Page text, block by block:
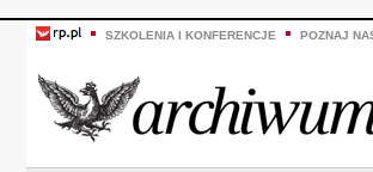
SZKOLENIA I KONFERENCJE POZNAJ